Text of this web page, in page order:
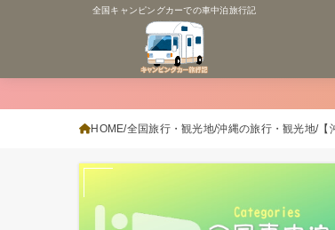
全国キャンピングカーでの車中泊旅行記
HOME 全国旅行・観光地 沖縄の旅行・観光地 【